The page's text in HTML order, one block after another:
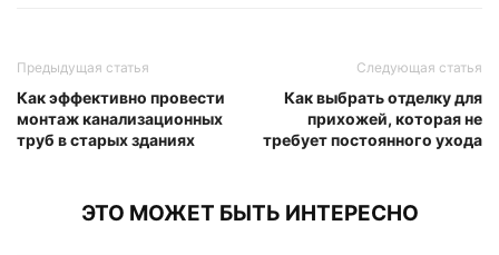
Предыдущая статья
Как эффективно провести
монтаж канализационных
труб в старых зданиях
Следующая статья
Как выбрать отделку для
прихожей, которая не
требует постоянного ухода
ЭТО МОЖЕТ БЫТЬ ИНТЕРЕСНО